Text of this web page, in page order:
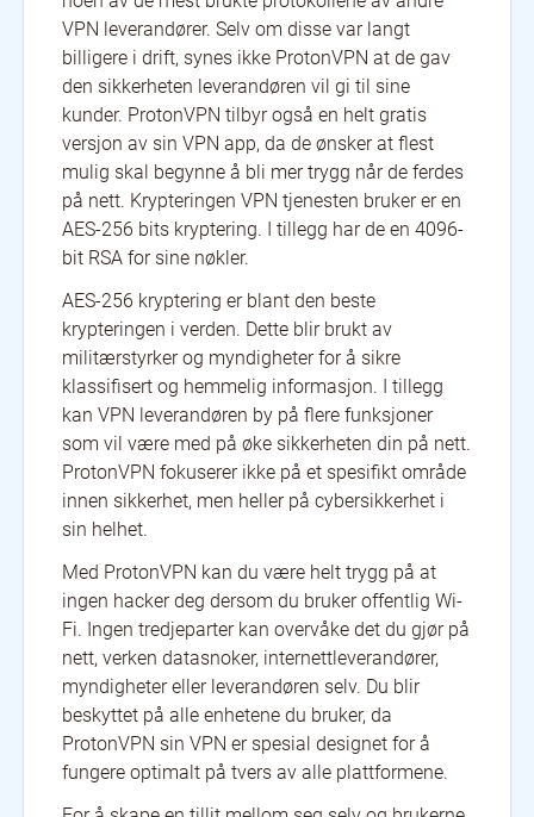
VPN leverandører. Selv om disse var langt
billigere i drift, synes ikke ProtonVPN at de gav
den sikkerheten leverandøren vil gi til sine
kunder. ProtonVPN tilbyr også en helt gratis
versjon av sin VPN app, da de ønsker at flest
mulig skal begynne å bli mer trygg når de ferdes
på nett. Krypteringen VPN tjenesten bruker er en
AES-256 bits kryptering. I tillegg har de en 4096-
bit RSA for sine nøkler.
AES-256 kryptering er blant den beste
krypteringen i verden. Dette blir brukt av
militærstyrker og myndigheter for å sikre
klassifisert og hemmelig informasjon. I tillegg
kan VPN leverandøren by på flere funksjoner
som vil være med på øke sikkerheten din på nett.
ProtonVPN fokuserer ikke på et spesifikt område
innen sikkerhet, men heller på cybersikkerhet i
sin helhet.
Med ProtonVPN kan du være helt trygg på at
ingen hacker deg dersom du bruker offentlig Wi-
Fi. Ingen tredjeparter kan overvåke det du gjør på
nett, verken datasnoker, internettleverandører,
myndigheter eller leverandøren selv. Du blir
beskyttet på alle enhetene du bruker, da
ProtonVPN sin VPN er spesial designet for å
fungere optimalt på tvers av alle plattformene.